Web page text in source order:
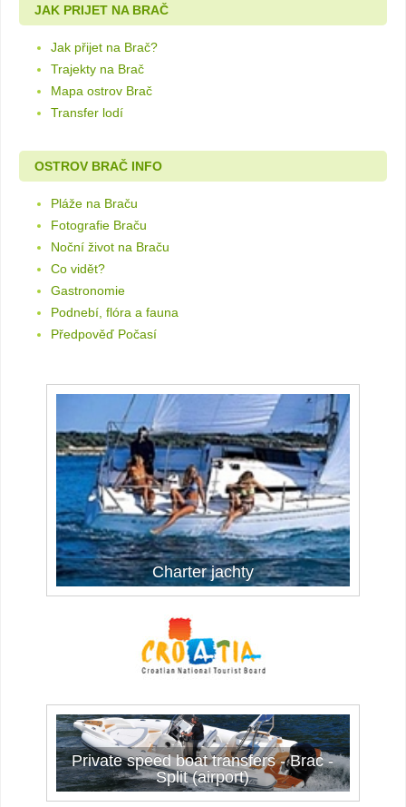
JAK PRIJET NA BRAČ
Jak přijet na Brač?
Trajekty na Brač
Mapa ostrov Brač
Transfer lodí
OSTROV BRAČ INFO
Pláže na Braču
Fotografie Braču
Noční život na Braču
Co vidět?
Gastronomie
Podnebí, flóra a fauna
Předpověď Počasí
Charter jachty
Private speed boat transfers - Brac -
Split (airport)